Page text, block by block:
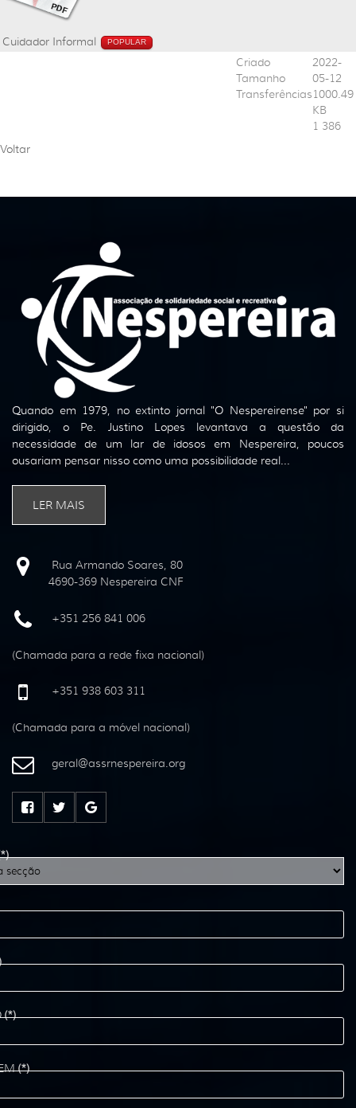
Cuidador Informal POPULAR
Criado
Tamanho
Transferências
2022-
05-12
1000.49
KB
1 386
Voltar
Quando em 1979, no extinto jornal "O Nespereirense" por si
dirigido, o Pe. Justino Lopes levantava a questão da
necessidade de um lar de idosos em Nespereira, poucos
ousariam pensar nisso como uma possibilidade real...
LER MAIS
Rua Armando Soares, 80
4690-369 Nespereira CNF
+351 256 841 006
(Chamada para a rede fixa nacional)
+351 938 603 311
(Chamada para a móvel nacional)
geral@assrnespereira.org
(*)
(*)